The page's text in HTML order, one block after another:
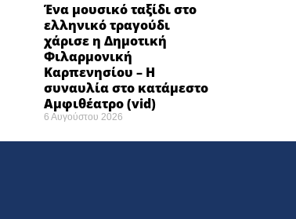
Ένα μουσικό ταξίδι στο
ελληνικό τραγούδι
χάρισε η Δημοτική
Φιλαρμονική
Καρπενησίου – Η
συναυλία στο κατάμεστο
Αμφιθέατρο (vid)
6 Αυγούστου 2026